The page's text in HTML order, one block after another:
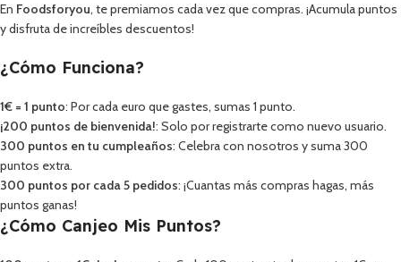
En Foodsforyou, te premiamos cada vez que compras. ¡Acumula puntos
y disfruta de increíbles descuentos!
¿Cómo Funciona?
1€ = 1 punto: Por cada euro que gastes, sumas 1 punto.
¡200 puntos de bienvenida!: Solo por registrarte como nuevo usuario.
300 puntos en tu cumpleaños: Celebra con nosotros y suma 300
puntos extra.
300 puntos por cada 5 pedidos: ¡Cuantas más compras hagas, más
puntos ganas!
¿Cómo Canjeo Mis Puntos?